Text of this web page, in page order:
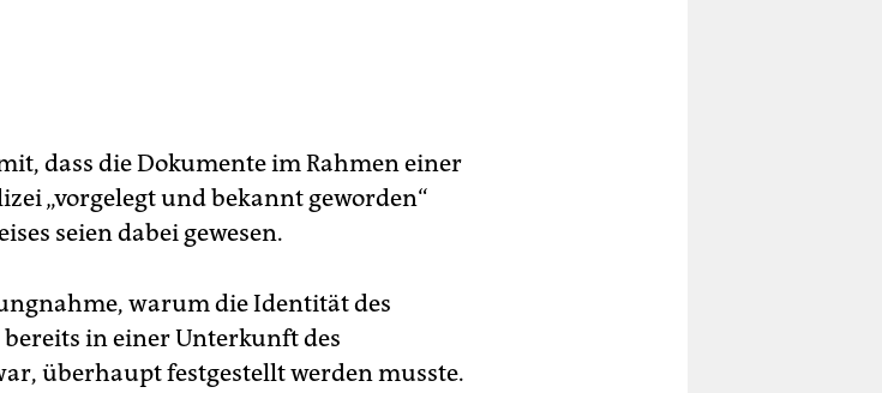
haben, bestritt aber, dass sie
der Flüchtlinge durchsuchten.
das Betreten der Räume - denn die
gilt auch für Flüchtlinge.
dass die Dokumente im Rahmen einer
„vorgelegt und bekannt geworden“
seien dabei gewesen.
warum die Identität des
in einer Unterkunft des
überhaupt festgestellt werden musste.